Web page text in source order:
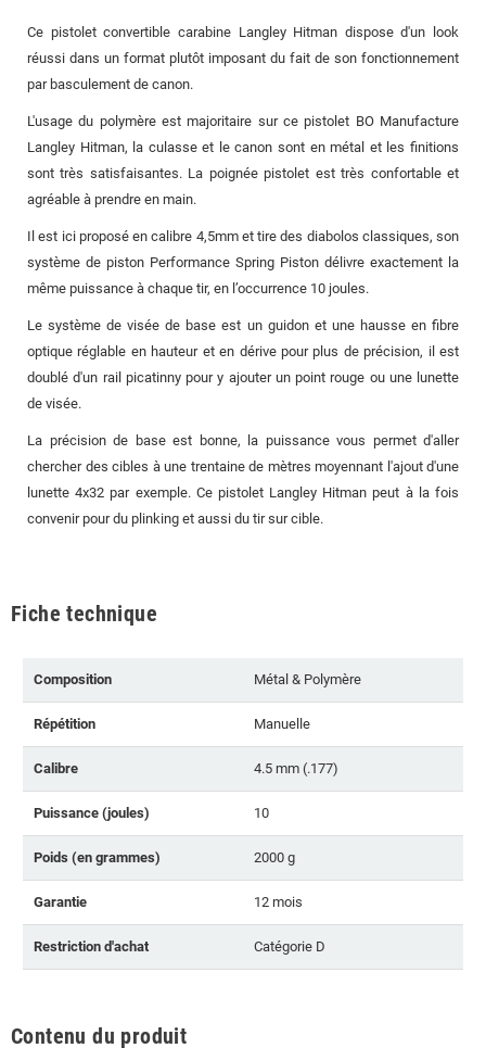
Ce pistolet convertible carabine Langley Hitman dispose d'un look
réussi dans un format plutôt imposant du fait de son fonctionnement
par basculement de canon.
L'usage du polymère est majoritaire sur ce pistolet BO Manufacture
Langley Hitman, la culasse et le canon sont en métal et les finitions
sont très satisfaisantes. La poignée pistolet est très confortable et
agréable à prendre en main.
Il est ici proposé en calibre 4,5mm et tire des diabolos classiques, son
système de piston Performance Spring Piston délivre exactement la
même puissance à chaque tir, en l’occurrence 10 joules.
Le système de visée de base est un guidon et une hausse en fibre
optique réglable en hauteur et en dérive pour plus de précision, il est
doublé d'un rail picatinny pour y ajouter un point rouge ou une lunette
de visée.
La précision de base est bonne, la puissance vous permet d'aller
chercher des cibles à une trentaine de mètres moyennant l'ajout d'une
lunette 4x32 par exemple. Ce pistolet Langley Hitman peut à la fois
convenir pour du plinking et aussi du tir sur cible.
Fiche technique
Composition Métal & Polymère
Répétition Manuelle
Calibre 4.5 mm (.177)
Puissance (joules) 10
Poids (en grammes) 2000 g
Garantie 12 mois
Restriction d'achat Catégorie D
Contenu du produit